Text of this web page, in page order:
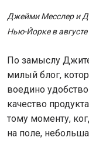
Джейми Месслер и
Нью-Йорке в августе
По замыслу
милый блог,
воедино
качество
тому моменту,
на поле,